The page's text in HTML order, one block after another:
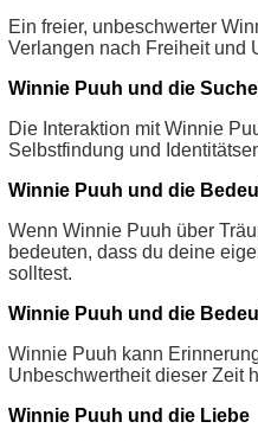
Ein freier, unbeschwerter
Verlangen nach Freiheit und
Winnie Puuh und die
Die Interaktion mit Winnie
Selbstfindung und
Winnie Puuh und die
Wenn Winnie Puuh über
bedeuten, dass du deine
solltest.
Winnie Puuh und die
Winnie Puuh kann
Unbeschwertheit dieser Zeit
Winnie Puuh und die Liebe